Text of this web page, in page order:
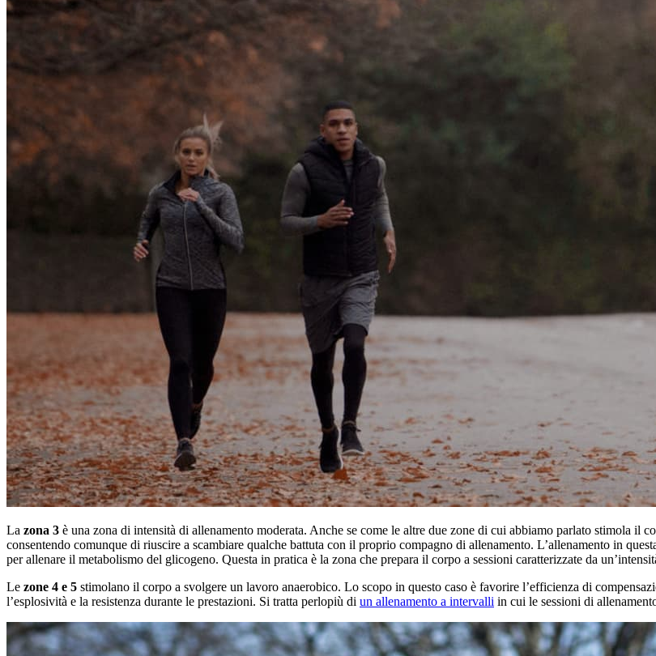
La zona 3 è una zona di intensità di allenamento moderata. Anche se come le altre due zone di cui abbiamo parlato stimola il
consentendo comunque di riuscire a scambiare qualche battuta con il proprio compagno di allenamento. L’allenamento in
per allenare il metabolismo del glicogeno. Questa in pratica è la zona che prepara il corpo a sessioni caratterizzate da
Le zone 4 e 5 stimolano il corpo a svolgere un lavoro anaerobico. Lo scopo in questo caso è favorire l’efficienza di
l’esplosività e la resistenza durante le prestazioni. Si tratta perlopiù di un allenamento a intervalli in cui le sessioni di